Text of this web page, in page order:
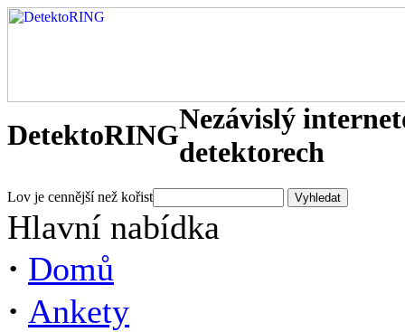
DetektoRINGNezávislý
detektorech
Lov je cennější než kořist
Hlavní nabídka
· Domů
· Ankety